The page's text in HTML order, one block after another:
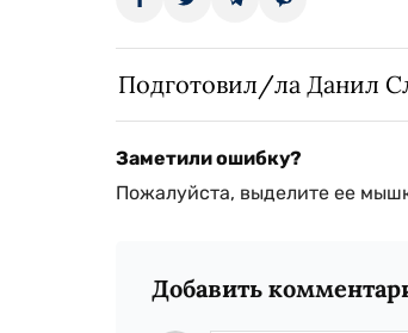
Подготовил/ла Данил
Заметили ошибку?
Пожалуйста, выделите ее
Добавить